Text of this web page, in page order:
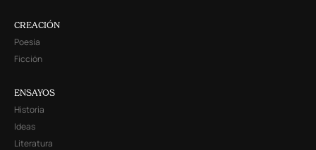
CREACIÓN
Poesía
Ficción
ENSAYOS
Historia
Ideas
Literatura